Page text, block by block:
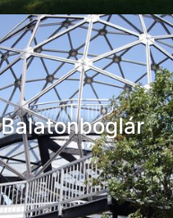
Balatonboglár